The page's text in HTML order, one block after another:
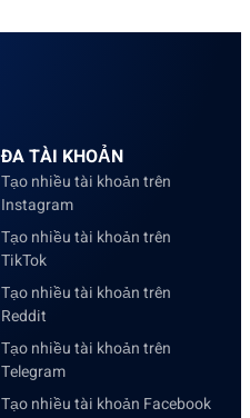
ĐA TÀI KHOẢN
Tạo nhiều tài khoản trên
Instagram
Tạo nhiều tài khoản trên
TikTok
Tạo nhiều tài khoản trên
Reddit
Tạo nhiều tài khoản trên
Telegram
Tạo nhiều tài khoản Facebook